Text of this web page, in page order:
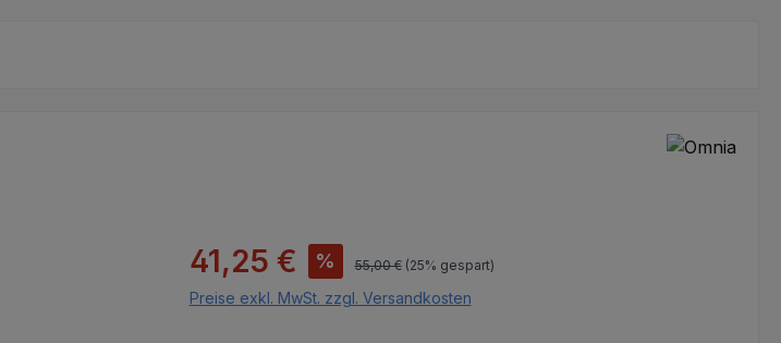
Verkaufspreis:
41,25 € % Regulärer Preis:
55,00 € (25% gespart)
Preise exkl. MwSt. zzgl. Versandkosten